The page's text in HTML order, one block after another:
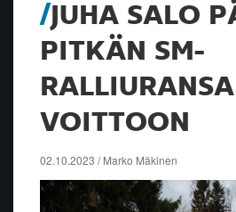
JUHA SALO
PITKÄN SM-
RALLIURANSA
VOITTOON
02.10.2023 / Marko Mäkinen